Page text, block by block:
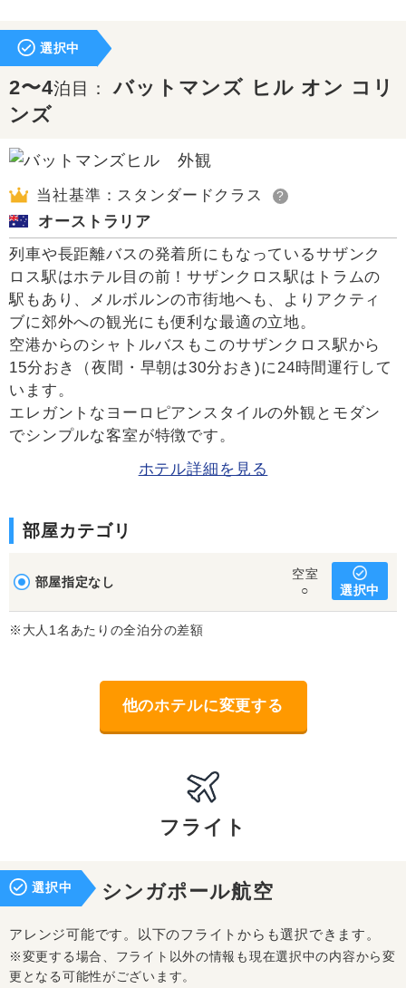
選択中
2〜4泊目：バットマンズ ヒル オン コリ
ンズ
当社基準：スタンダードクラス ?
オーストラリア
列車や長距離バスの発着所にもなっているサザンク
ロス駅はホテル目の前！サザンクロス駅はトラムの
駅もあり、メルボルンの市街地へも、よりアクティ
ブに郊外への観光にも便利な最適の立地。
空港からのシャトルバスもこのサザンクロス駅から
15分おき（夜間・早朝は30分おき)に24時間運行して
います。
エレガントなヨーロピアンスタイルの外観とモダン
でシンプルな客室が特徴です。
ホテル詳細を見る
部屋カテゴリ
部屋指定なし
空室
○
選択中
※大人1名あたりの全泊分の差額
他のホテルに変更する
フライト
選択中 シンガポール航空
アレンジ可能です。以下のフライトからも選択できます。
※変更する場合、フライト以外の情報も現在選択中の内容から変
更となる可能性がございます。